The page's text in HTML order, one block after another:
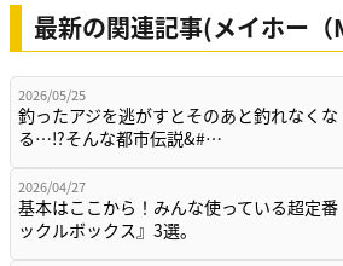
最新の関連記事(メイホー（
2026/05/25
釣ったアジを逃がすとそのあと釣れなくな
る…⁉そんな都市伝説&#…
2026/04/27
基本はここから！みんな使っている超定番
ックルボックス』3選。